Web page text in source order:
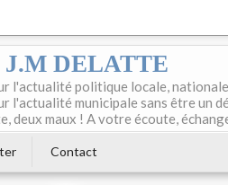
J.M DELATTE
l'actualité politique locale,
l'actualité municipale sans être un
deux maux ! A votre écoute,
Contact